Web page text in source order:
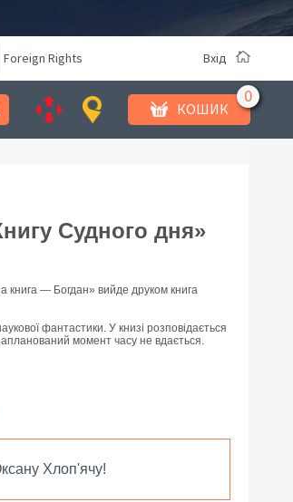
Foreign Rights Вхід
КОШИК
Судного дня»
книга — Богдан» вийде друком книга
фантастики. У книзі розповідається
момент часу не вдається.
Хлоп'ячу!